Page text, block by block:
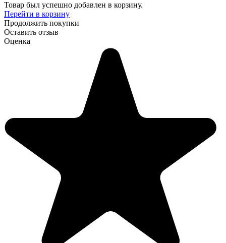
Товар был успешно добавлен в корзину.
Перейти в корзину
Продолжить покупки
Оставить отзыв
Оценка